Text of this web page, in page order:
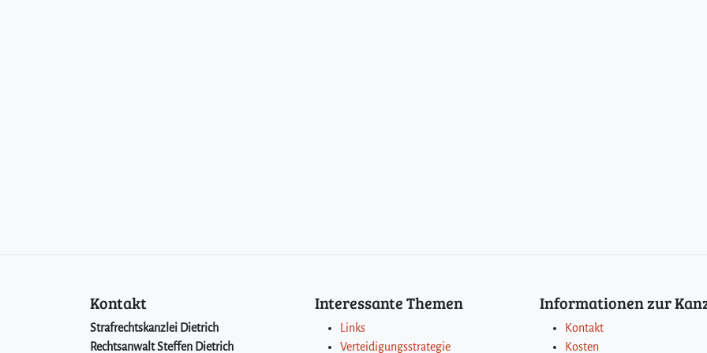
Kontakt
Strafrechtskanzlei Dietrich
Rechtsanwalt Steffen Dietrich
Interessante Themen
Links
Verteidigungsstrategie
Informationen zur
Kontakt
Kosten